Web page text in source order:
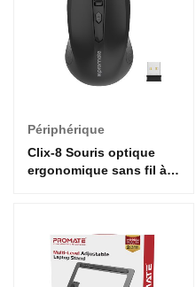
Périphérique
Clix-8 Souris optique
ergonomique sans fil à